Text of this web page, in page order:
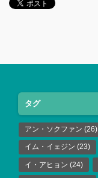
タグ
アン・ソクファン (26)
イム・イェジン (23)
イ・アヒョン (24)